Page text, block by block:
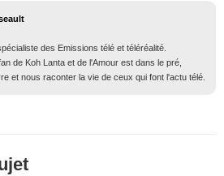
des Emissions télé et téléréalité.
de Koh Lanta et de l'Amour est dans le pré,
et nous raconter la vie de ceux qui font l'actu télé.